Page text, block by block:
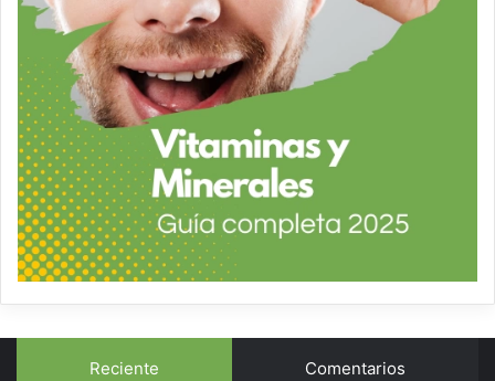
Reciente Comentarios